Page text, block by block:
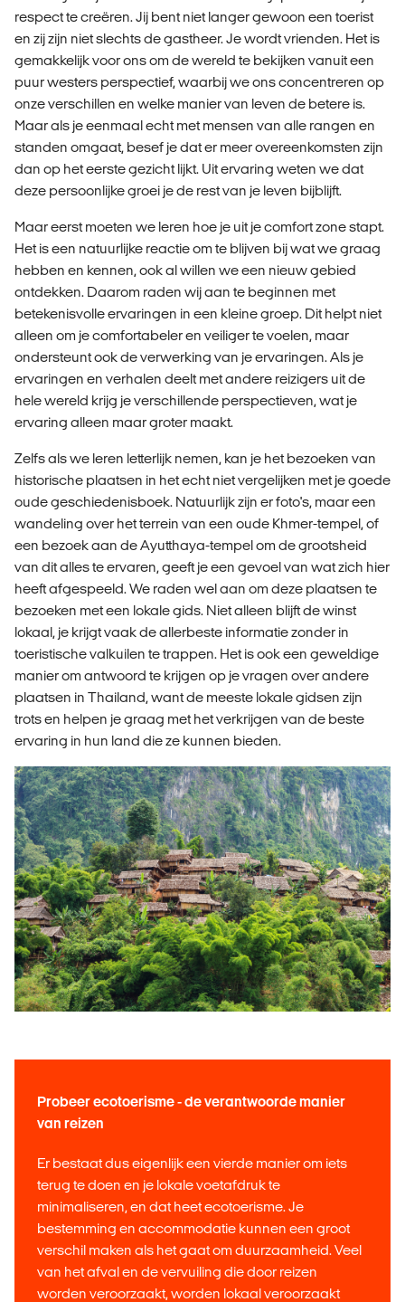
respect te creëren. Jij bent niet langer gewoon een toerist
en zij zijn niet slechts de gastheer. Je wordt vrienden. Het is
gemakkelijk voor ons om de wereld te bekijken vanuit een
puur westers perspectief, waarbij we ons concentreren op
onze verschillen en welke manier van leven de betere is.
Maar als je eenmaal echt met mensen van alle rangen en
standen omgaat, besef je dat er meer overeenkomsten zijn
dan op het eerste gezicht lijkt. Uit ervaring weten we dat
deze persoonlijke groei je de rest van je leven bijblijft.
Maar eerst moeten we leren hoe je uit je comfort zone stapt.
Het is een natuurlijke reactie om te blijven bij wat we graag
hebben en kennen, ook al willen we een nieuw gebied
ontdekken. Daarom raden wij aan te beginnen met
betekenisvolle ervaringen in een kleine groep. Dit helpt niet
alleen om je comfortabeler en veiliger te voelen, maar
ondersteunt ook de verwerking van je ervaringen. Als je
ervaringen en verhalen deelt met andere reizigers uit de
hele wereld krijg je verschillende perspectieven, wat je
ervaring alleen maar groter maakt.
Zelfs als we leren letterlijk nemen, kan je het bezoeken van
historische plaatsen in het echt niet vergelijken met je goede
oude geschiedenisboek. Natuurlijk zijn er foto's, maar een
wandeling over het terrein van een oude Khmer-tempel, of
een bezoek aan de Ayutthaya-tempel om de grootsheid
van dit alles te ervaren, geeft je een gevoel van wat zich hier
heeft afgespeeld. We raden wel aan om deze plaatsen te
bezoeken met een lokale gids. Niet alleen blijft de winst
lokaal, je krijgt vaak de allerbeste informatie zonder in
toeristische valkuilen te trappen. Het is ook een geweldige
manier om antwoord te krijgen op je vragen over andere
plaatsen in Thailand, want de meeste lokale gidsen zijn
trots en helpen je graag met het verkrijgen van de beste
ervaring in hun land die ze kunnen bieden.
Probeer ecotoerisme - de verantwoorde manier
van reizen
Er bestaat dus eigenlijk een vierde manier om iets
terug te doen en je lokale voetafdruk te
minimaliseren, en dat heet ecotoerisme. Je
bestemming en accommodatie kunnen een groot
verschil maken als het gaat om duurzaamheid. Veel
van het afval en de vervuiling die door reizen
worden veroorzaakt, worden lokaal veroorzaakt